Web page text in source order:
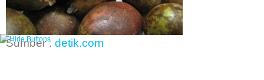
Sumber : detik.com